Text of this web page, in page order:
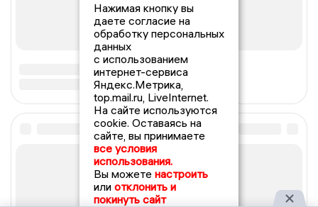
Нажимая кнопку вы
даете согласие на
обработку персональных
данных
с использованием
интернет-сервиса
Яндекс.Метрика,
top.mail.ru, LiveInternet.
На сайте используются
cookie. Оставаясь на
сайте, вы принимаете
все условия
использования.
Вы можете настроить
или отклонить и
покинуть сайт